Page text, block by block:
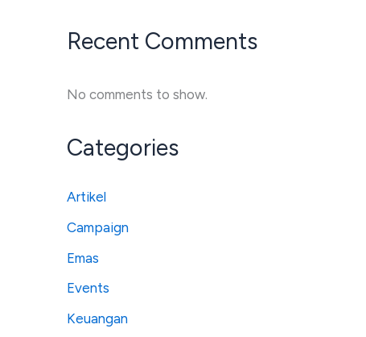
Recent Comments
No comments to show.
Categories
Artikel
Campaign
Emas
Events
Keuangan